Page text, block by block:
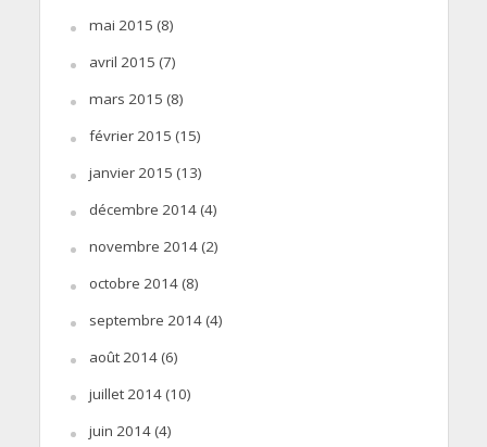
mai 2015 (8)
avril 2015 (7)
mars 2015 (8)
février 2015 (15)
janvier 2015 (13)
décembre 2014(4)
novembre 2014(2)
octobre 2014(8)
septembre 2014(4)
août 2014(6)
juillet 2014(10)
juin 2014(4)